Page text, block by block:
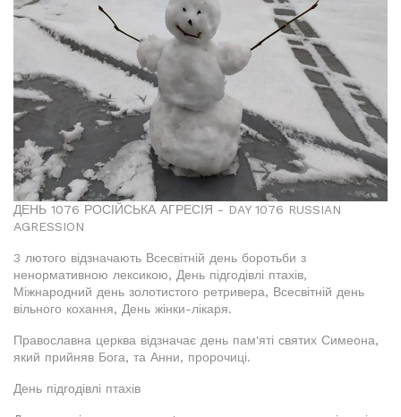
ДЕНЬ 1076 РОСІЙСЬКА АГРЕСІЯ - DAY 1076 RUSSIAN
AGRESSION
3 лютого відзначають Всесвітній день боротьби з
ненормативною лексикою, День підгодівлі птахів,
Міжнародний день золотистого ретривера, Всесвітній день
вільного кохання, День жінки-лікаря.
Православна церква відзначає день пам'яті святих Симеона,
який прийняв Бога, та Анни, пророчиці.
День підгодівлі птахів